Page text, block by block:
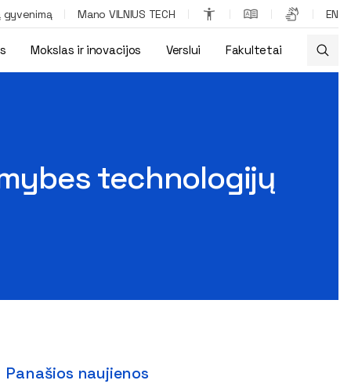
gyvenimą Mano VILNIUS TECH EN
Mokslas ir inovacijos Verslui Fakultetai
technologijų
Panašios naujienos